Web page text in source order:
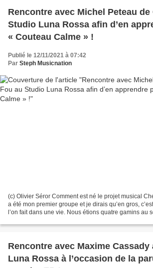
Rencontre avec Michel Peteau de
Studio Luna Rossa afin d’en
« Couteau Calme » !
Publié le 12/11/2021 à 07:42
Par Steph Musicnation
(c) Olivier Séror Comment est né le projet musical
a été mon premier groupe et je dirais qu’en gros,
l’on fait dans une vie. Nous étions quatre gamins au
Rencontre avec Maxime Cassady
Luna Rossa à l’occasion de la